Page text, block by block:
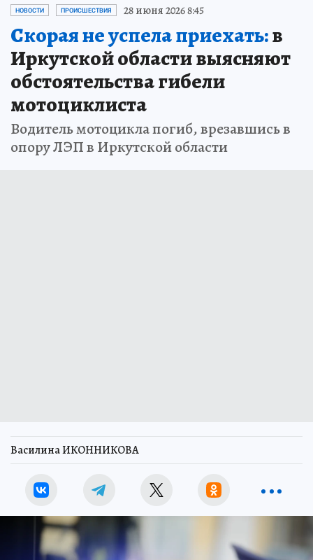
НОВОСТИ ПРОИСШЕСТВИЯ 28 июня 2026 8:45
Скорая не успела приехать:в
Иркутской области выясняют
обстоятельства гибели
мотоциклиста
Водитель мотоцикла погиб, врезавшись в
опору ЛЭП в Иркутской области
Василина ИКОННИКОВА